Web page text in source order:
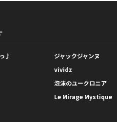
♪
ジャックジャンヌ
vividz
泡沫のユークロニア
Le Mirage Mystique